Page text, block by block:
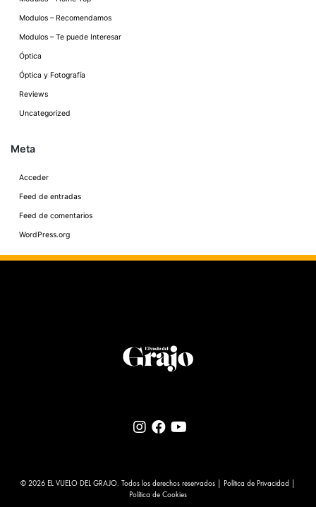
Modulos – Recomendamos
Modulos – Te puede Interesar
Óptica
Óptica y Fotografía
Reviews
Uncategorized
Meta
Acceder
Feed de entradas
Feed de comentarios
WordPress.org
© 2026 EL VUELO DEL GRAJO. Todos los derechos reservados | Política de Privacidad
Política de Cookies